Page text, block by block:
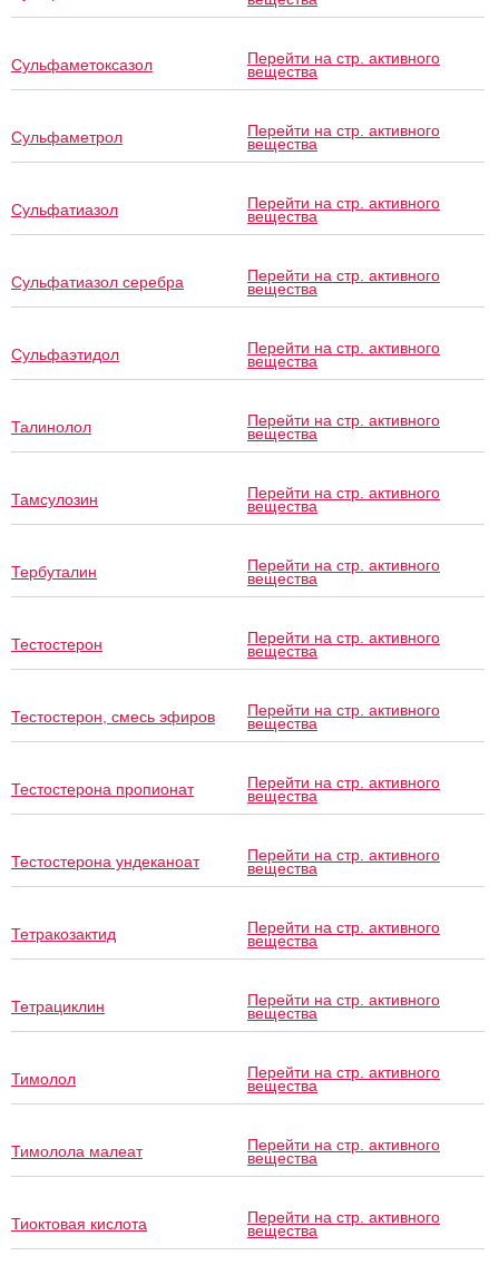
Сульфаметоксазол Перейти на стр. активного
вещества
Сульфаметрол Перейти на стр. активного
вещества
Сульфатиазол Перейти на стр. активного
вещества
Сульфатиазол серебра Перейти на стр. активного
вещества
Сульфаэтидол Перейти на стр. активного
вещества
Талинолол Перейти на стр. активного
вещества
Тамсулозин Перейти на стр. активного
вещества
Тербуталин Перейти на стр. активного
вещества
Тестостерон Перейти на стр. активного
вещества
Тестостерон, смесь эфиров Перейти на стр. активного
вещества
Тестостерона пропионат Перейти на стр. активного
вещества
Тестостерона ундеканоат Перейти на стр. активного
вещества
Тетракозактид Перейти на стр. активного
вещества
Тетрациклин Перейти на стр. активного
вещества
Тимолол Перейти на стр. активного
вещества
Тимолола малеат Перейти на стр. активного
вещества
Тиоктовая кислота Перейти на стр. активного
вещества